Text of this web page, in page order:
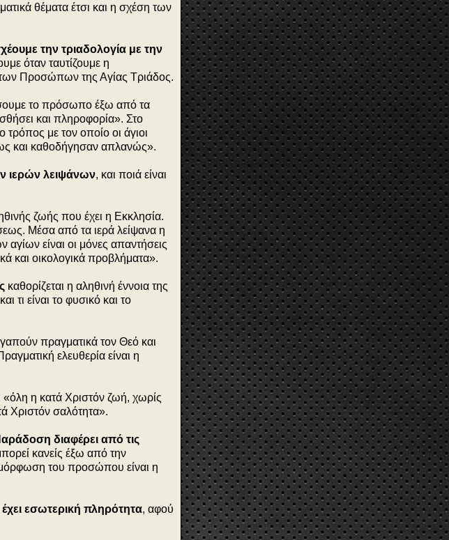
θέματα έτσι και η σχέση των
την τριαδολογία με την
όταν ταυτίζουμε η
Προσώπων της Αγίας Τριάδος.
το πρόσωπο έξω από τα
και πληροφορία». Στο
τρόπος με τον οποίο οι άγιοι
και καθοδήγησαν απλανώς».
ιερών λειψάνων, και ποιά είναι
ζωής που έχει η Εκκλησία.
Μέσα από τα ιερά λείψανα η
αγίων είναι οι μόνες απαντήσεις
και οικολογικά προβλήματα».
καθορίζεται η αληθινή έννοια της
τι είναι το φυσικό και το
πραγματικά τον Θεό και
ελευθερία είναι η
«όλη η κατά Χριστόν ζωή, χωρίς
Χριστόν σαλότητα».
διαφέρει από τις
κανείς έξω από την
του προσώπου είναι η
έχει εσωτερική πληρότητα, αφού